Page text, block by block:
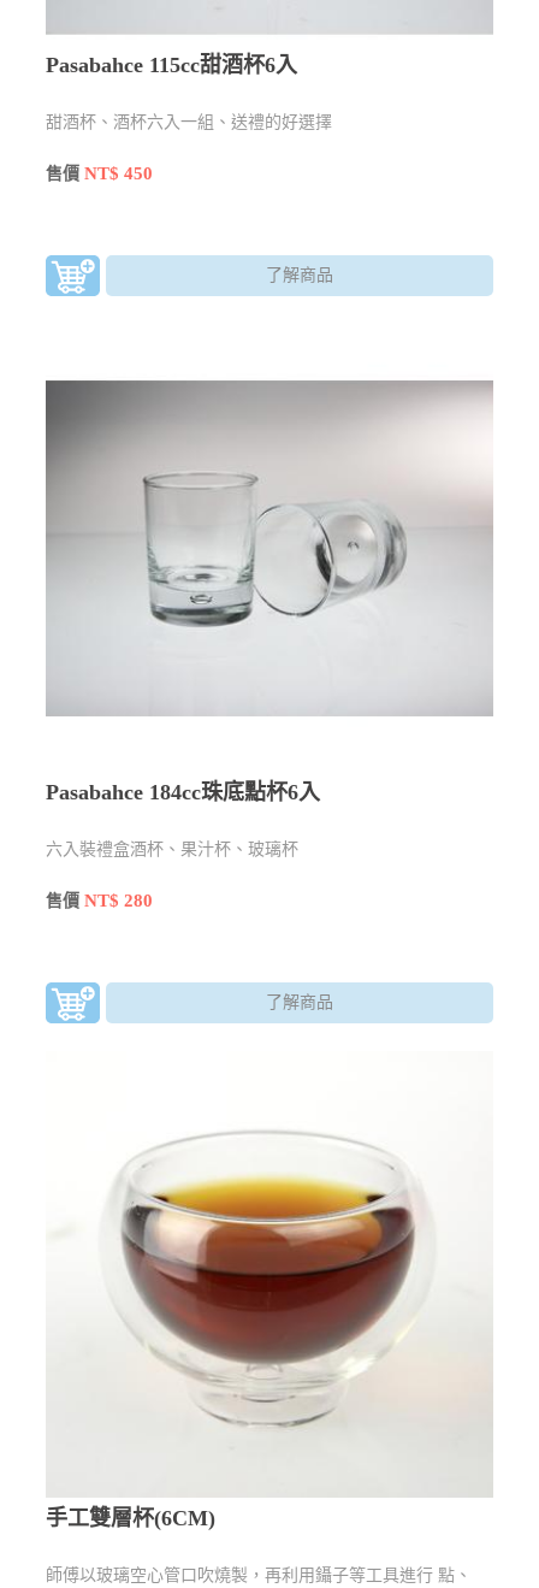
Pasabahce 115cc甜酒杯6入
甜酒杯、酒杯六入一組、送禮的好選擇
售價NT$ 450
了解商品
Pasabahce 184cc珠底點杯6入
六入裝禮盒​酒杯、果汁杯、玻璃杯
售價NT$ 280
了解商品
手工雙層杯(6CM)
師傅以玻璃空心管口吹燒製，再利用鑷子等工具進行 點、